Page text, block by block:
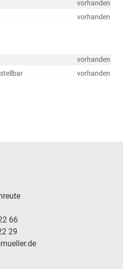
vorhanden
vorhanden
vorhanden
vorhanden
66
29